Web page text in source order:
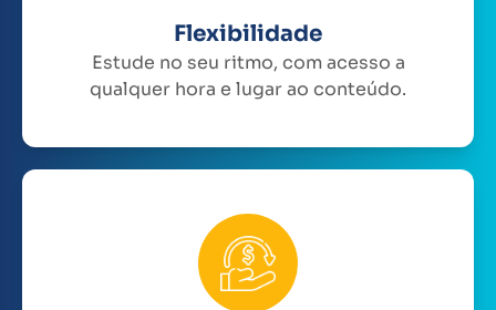
Flexibilidade
Estude no seu ritmo, com acesso a
qualquer hora e lugar ao conteúdo.